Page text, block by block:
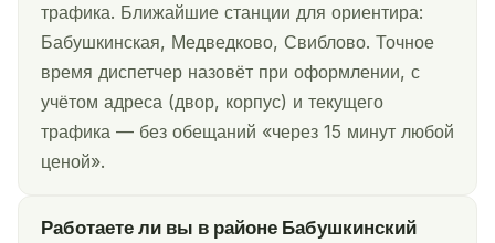
трафика. Ближайшие станции для ориентира:
Бабушкинская, Медведково, Свиблово. Точное
время диспетчер назовёт при оформлении, с
учётом адреса (двор, корпус) и текущего
трафика — без обещаний «через 15 минут любой
ценой».
Работаете ли вы в районе Бабушкинский